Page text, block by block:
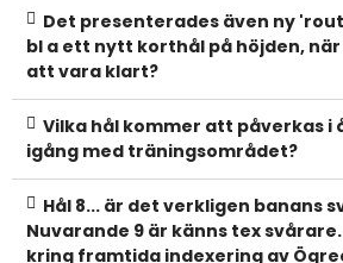
Det presenterades även ny
bl a ett nytt korthål på höjden,
att vara klart?
Vilka hål kommer att påverkas i
igång med träningsområdet?
Hål 8... är det verkligen banans
Nuvarande 9 är känns tex
kring framtida indexering av